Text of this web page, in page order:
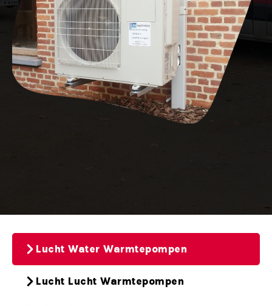
Lucht Water Warmtepompen
Lucht Lucht Warmtepompen